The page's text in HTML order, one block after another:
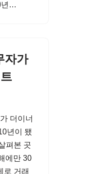
년…
자가
더이너
년이 됐
펴본 곳
에만 30
로 거래